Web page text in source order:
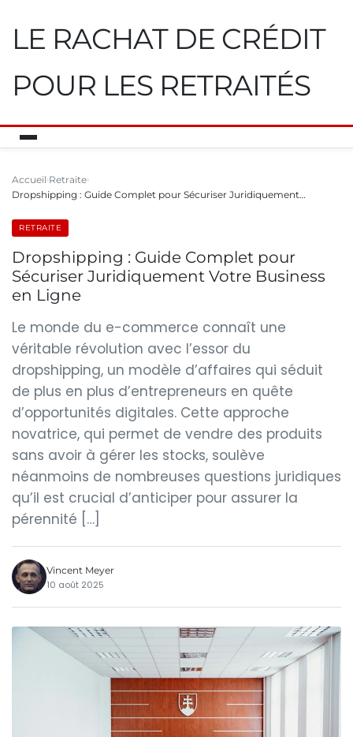
LE RACHAT DE CRÉDIT
POUR LES RETRAITÉS
Accueil Retraite
Dropshipping : Guide Complet pour Sécuriser Juridiquement…
RETRAITE
Dropshipping : Guide Complet pour
Sécuriser Juridiquement Votre Business
en Ligne
Le monde du e-commerce connaît une
véritable révolution avec l’essor du
dropshipping, un modèle d’affaires qui séduit
de plus en plus d’entrepreneurs en quête
d’opportunités digitales. Cette approche
novatrice, qui permet de vendre des produits
sans avoir à gérer les stocks, soulève
néanmoins de nombreuses questions juridiques
qu’il est crucial d’anticiper pour assurer la
pérennité […]
Vincent Meyer
10 août 2025